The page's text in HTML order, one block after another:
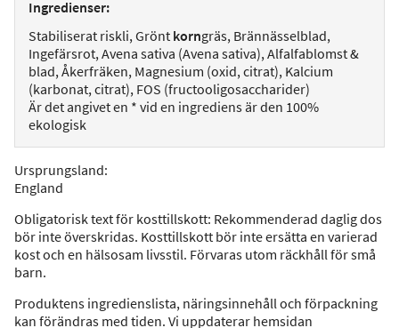
Ingredienser:
Stabiliserat riskli, Grönt korngräs, Brännässelblad,
Ingefärsrot, Avena sativa (Avena sativa), Alfalfablomst &
blad, Åkerfräken, Magnesium (oxid, citrat), Kalcium
(karbonat, citrat), FOS (fructooligosaccharider)
Är det angivet en * vid en ingrediens är den 100%
ekologisk
Ursprungsland:
England
Obligatorisk text för kosttillskott: Rekommenderad daglig dos
bör inte överskridas. Kosttillskott bör inte ersätta en varierad
kost och en hälsosam livsstil. Förvaras utom räckhåll för små
barn.
Produktens ingredienslista, näringsinnehåll och förpackning
kan förändras med tiden. Vi uppdaterar hemsidan